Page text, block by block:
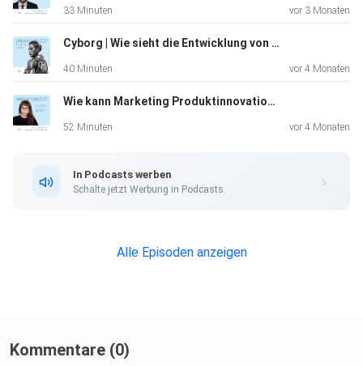
Alle Infos zur New Business Factory gibt es hier:
www.newbusinessfactory.nrw
33 Minuten vor 3 Monaten
Cyborg | Wie sieht die Entwicklung von Cyborgs fernab von Fiktion wirklich aus?
40 Minuten vor 4 Monaten
Wie kann Marketing Produktinnovation unterstützen? | Mit Dr. Rebecca Belvederesi-Kochs, Geschäftsführerin der Agentur REBELKO
52 Minuten vor 4 Monaten
In Podcasts werben
Schalte jetzt Werbung in Podcasts.
Alle Episoden anzeigen
Kommentare (0)